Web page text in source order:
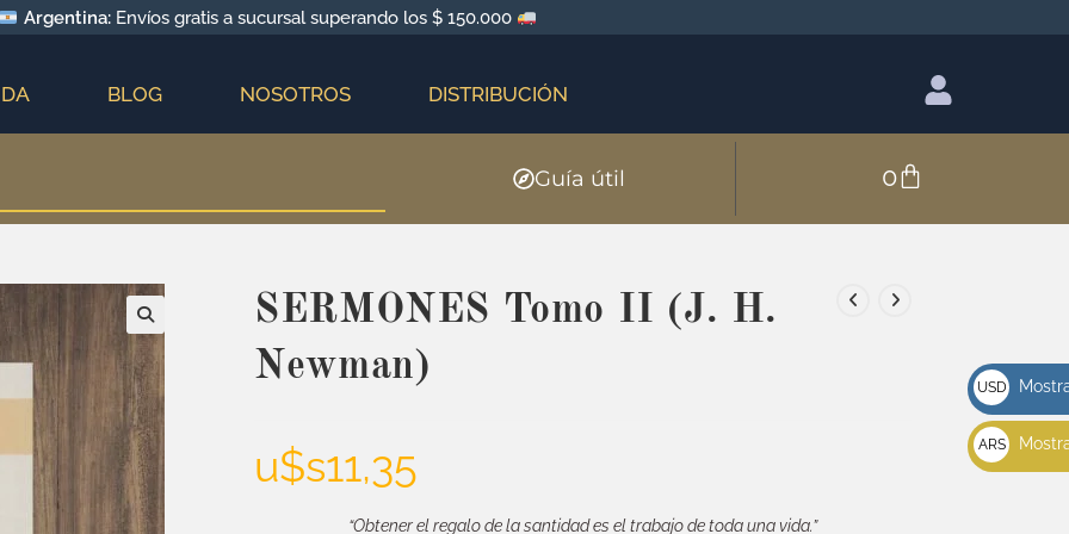
Argentina:Envíos gratis a sucursal superando los $ 150.000
BLOG NOSOTROS DISTRIBUCIÓN
Guía útil 0
SERMONES Tomo II (J. H.
Newman)
u$s11,35
“Obtener el regalo de la santidad es el trabajo de toda una vida.”
USD
u$s
ARS
$